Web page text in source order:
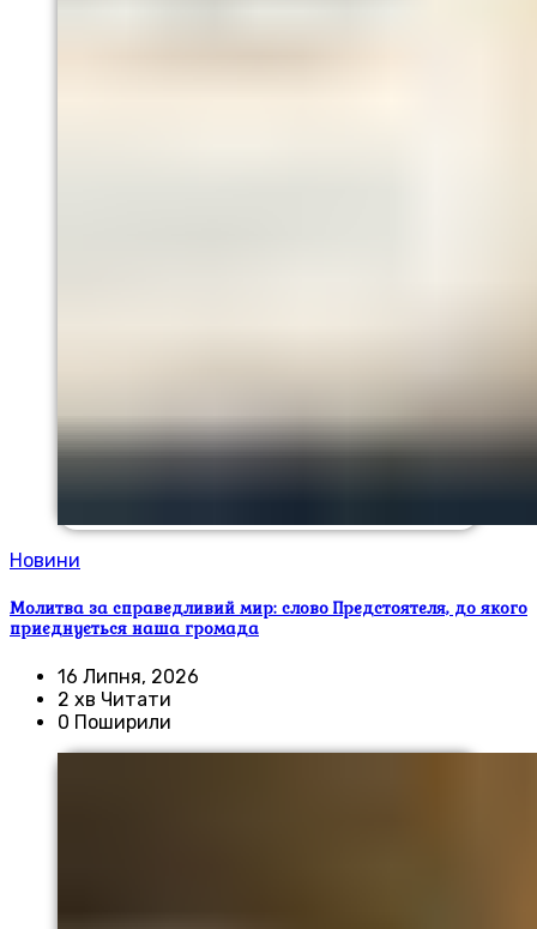
Новини
Молитва за справедливий мир: слово Предстоятеля, до якого
приєднується наша громада
16 Липня, 2026
2 хв Читати
0 Поширили